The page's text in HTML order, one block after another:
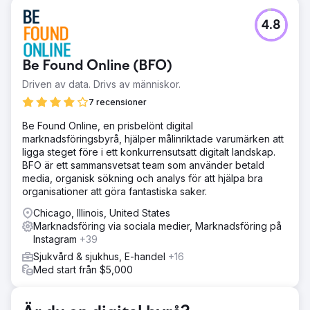
Utmaning
Efter att ha arbetat med fem olika marknadsföringsbyråer
och inte sett några resultat var kunden frustrerad. De
hade ingen användbar rapportering eller förståelse för
vad som hände med deras marknadsföring. Deras
webbplats lockade inte organisk trafik, och de var osäkra
på om deras tidigare insatser hade gjort någon skillnad.
Vi implementerade en riktad SEO-strategi fokuserad på
sökord med lång svans med hög sökvolym och låg
konkurrens, speciellt utvalda för att driva relevant trafik.
En innehållsplan, centrerad kring engagerande bloggar,
skapades för att förbättra synligheten för organisk
sökning. Genom att optimera webbplatsens struktur och
producera högkvalitativt innehåll ökade vi sajtens sida
auktoritet och säkerställde en kontinuerlig tillväxt av
organisk trafik, sökordsrankningar och övergripande
leadsgenerering.
Resultat
på 323 % av organiska sökord och en ökning av sidans
Be Found Online (BFO)
Driven av data. Drivs av människor.
7 recensioner
4.8
Be Found Online, en prisbelönt digital
marknadsföringsbyrå, hjälper målinriktade varumärken att
ligga steget före i ett konkurrensutsatt digitalt landskap.
BFO är ett sammansvetsat team som använder betald
media, organisk sökning och analys för att hjälpa bra
organisationer att göra fantastiska saker.
Chicago, Illinois, United States
Marknadsföring via sociala medier, Marknadsföring på
Instagram +39
Sjukvård & sjukhus, E-handel +16
Med start från $5,000